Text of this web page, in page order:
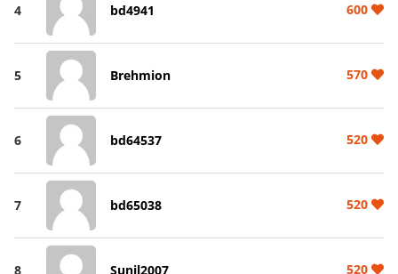
4 bd4941 600
5 Brehmion 570
6 bd64537 520
7 bd65038 520
8 Sunil2007 520